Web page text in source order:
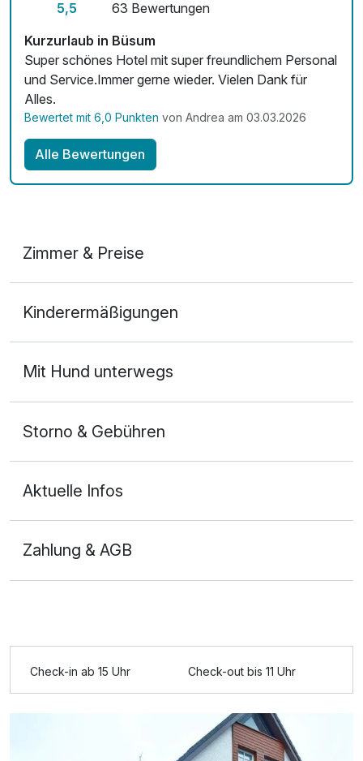
5,5
63 Bewertungen
Kurzurlaub in Büsum
Super schönes Hotel mit super freundlichem Personal
und Service.Immer gerne wieder. Vielen Dank für
Alles.
Bewertet mit 6,0 Punkten von Andrea am 03.03.2026
Alle Bewertungen
Zimmer & Preise
2 Erwachsene
Für 6 Tage p.P. ab322,50 €
Doppelzimmer mit Balkon
Kinderermäßigungen
Mit Hund unterwegs
Storno & Gebühren
Aktuelle Infos
Zahlung & AGB
Check-in ab 15 Uhr Check-out bis 11 Uhr